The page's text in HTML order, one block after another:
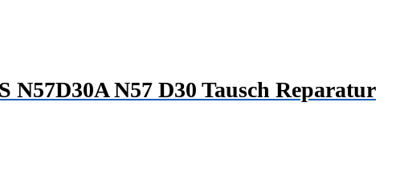
N57D30A N57 D30 Tausch Reparatur